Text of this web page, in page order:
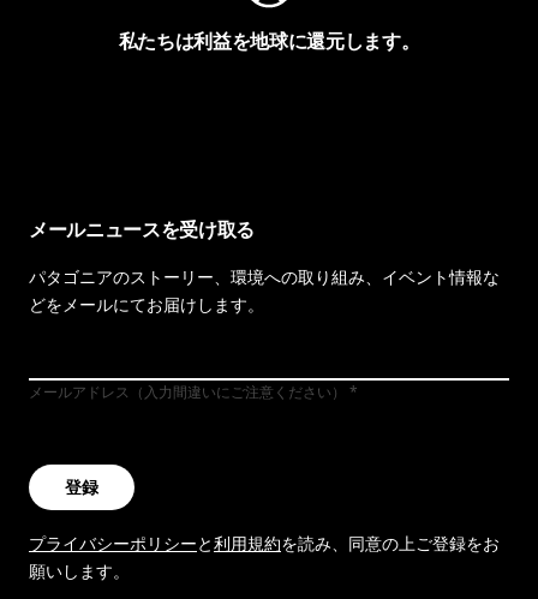
私たちは利益を地球に還元します。
メールニュースを受け取る
パタゴニアのストーリー、環境への取り組み、イベント情報な
どをメールにてお届けします。
メールアドレス（入力間違いにご注意ください）
登録
プライバシーポリシーと利用規約を読み、同意の上ご登録をお
願いします。